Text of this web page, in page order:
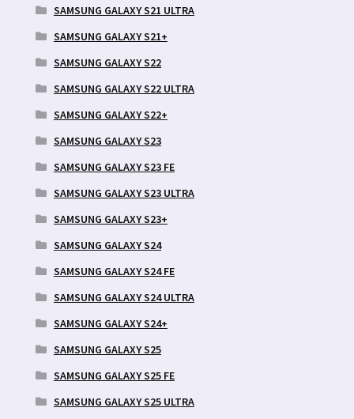
SAMSUNG GALAXY S21 ULTRA
SAMSUNG GALAXY S21+
SAMSUNG GALAXY S22
SAMSUNG GALAXY S22 ULTRA
SAMSUNG GALAXY S22+
SAMSUNG GALAXY S23
SAMSUNG GALAXY S23 FE
SAMSUNG GALAXY S23 ULTRA
SAMSUNG GALAXY S23+
SAMSUNG GALAXY S24
SAMSUNG GALAXY S24 FE
SAMSUNG GALAXY S24 ULTRA
SAMSUNG GALAXY S24+
SAMSUNG GALAXY S25
SAMSUNG GALAXY S25 FE
SAMSUNG GALAXY S25 ULTRA